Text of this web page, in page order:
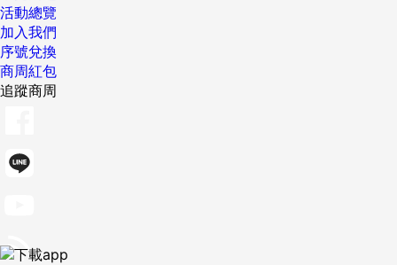
活動總覽
加入我們
序號兌換
商周紅包
追蹤商周